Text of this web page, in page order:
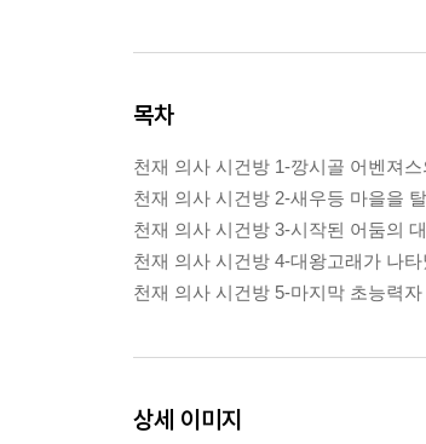
목차
천재 의사 시건방 1-깡시골 어벤져스
천재 의사 시건방 2-새우등 마을을
천재 의사 시건방 3-시작된 어둠의
천재 의사 시건방 4-대왕고래가 나
천재 의사 시건방 5-마지막 초능력자
상세 이미지